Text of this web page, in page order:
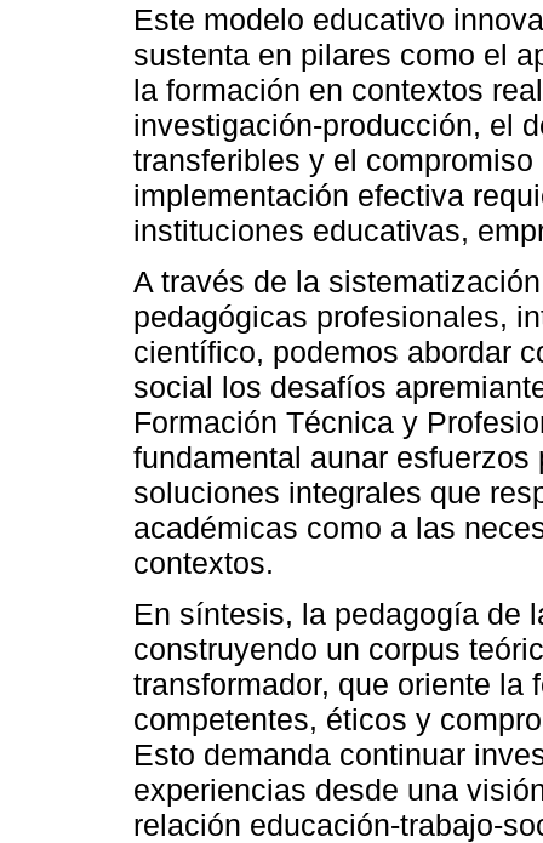
Este modelo educativo
sustenta en pilares como el
la formación en contextos
investigación-producción, el
transferibles y el
implementación efectiva
instituciones educativas,
A través de la
pedagógicas profesionales,
científico, podemos abordar
social los desafíos
Formación Técnica y
fundamental aunar
soluciones integrales que
académicas como a las
contextos.
En síntesis, la pedagogía de
construyendo un corpus
transformador, que oriente la
competentes, éticos y
Esto demanda continuar
experiencias desde una
relación educación-trabajo-